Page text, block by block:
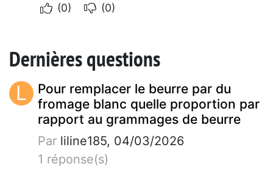
(0)
(0)
Dernières questions
L
Pour remplacer le beurre par du
fromage blanc quelle proportion par
rapport au grammages de beurre
Par liline185, 04/03/2026
1 réponse(s)